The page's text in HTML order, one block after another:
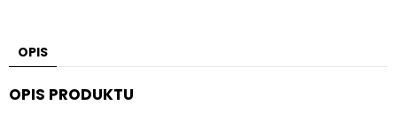
OPIS
OPIS PRODUKTU